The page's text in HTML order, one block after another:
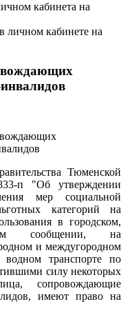
кабинета на
личном кабинете на
Тюменской
п "Об утверждении
мер социальной
категорий на
в городском,
сообщении, на
и междугородном
транспорте по
силу некоторых
сопровождающие
имеют право на